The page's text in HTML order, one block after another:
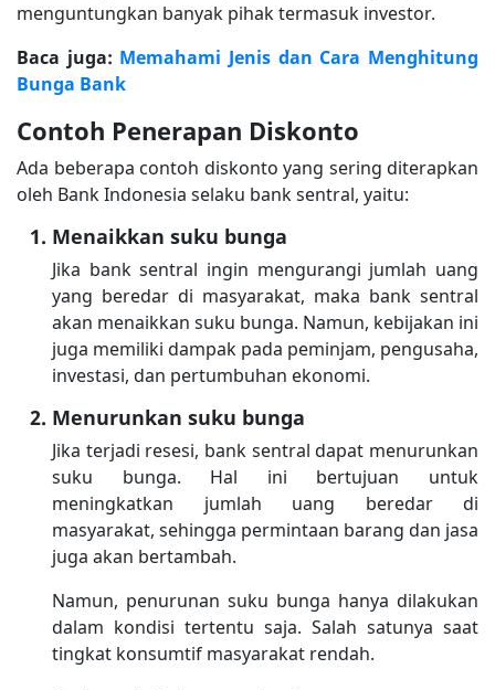
menguntungkan banyak pihak termasuk investor.
Baca juga: Memahami Jenis dan Cara Menghitung
Bunga Bank
Contoh Penerapan Diskonto
Ada beberapa contoh diskonto yang sering diterapkan
oleh Bank Indonesia selaku bank sentral, yaitu:
Menaikkan suku bunga
Jika bank sentral ingin mengurangi jumlah uang
yang beredar di masyarakat, maka bank sentral
akan menaikkan suku bunga. Namun, kebijakan ini
juga memiliki dampak pada peminjam, pengusaha,
investasi, dan pertumbuhan ekonomi.
Menurunkan suku bunga
Jika terjadi resesi, bank sentral dapat menurunkan
suku bunga. Hal ini bertujuan untuk
meningkatkan jumlah uang beredar di
masyarakat, sehingga permintaan barang dan jasa
juga akan bertambah.
Namun, penurunan suku bunga hanya dilakukan
dalam kondisi tertentu saja. Salah satunya saat
tingkat konsumtif masyarakat rendah.